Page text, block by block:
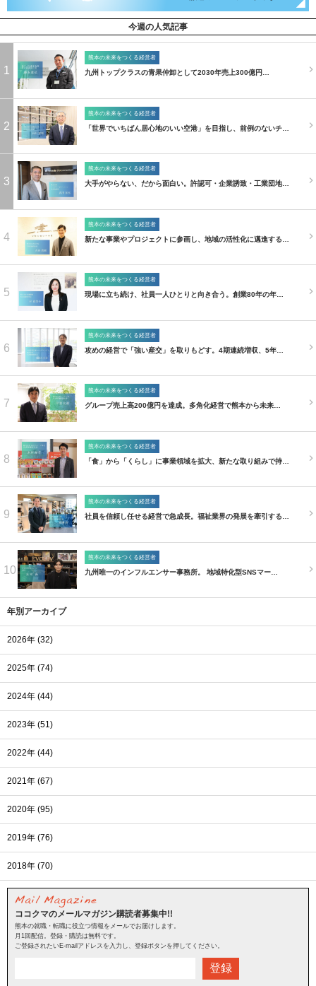
今週の人気記事
1
熊本の未来をつくる経営者
九州トップクラスの青果仲卸として2030年売上300億円…
2
熊本の未来をつくる経営者
「世界でいちばん居心地のいい空港」を目指し、前例のないチ…
3
熊本の未来をつくる経営者
大手がやらない、だから面白い。許認可・企業誘致・工業団地…
4
熊本の未来をつくる経営者
新たな事業やプロジェクトに参画し、地域の活性化に邁進する…
5
熊本の未来をつくる経営者
現場に立ち続け、社員一人ひとりと向き合う。創業80年の年…
6
熊本の未来をつくる経営者
攻めの経営で「強い産交」を取りもどす。4期連続増収、5年…
7
熊本の未来をつくる経営者
グループ売上高200億円を達成。多角化経営で熊本から未来…
8
熊本の未来をつくる経営者
「食」から「くらし」に事業領域を拡大、新たな取り組みで持…
9
熊本の未来をつくる経営者
社員を信頼し任せる経営で急成長。福祉業界の発展を牽引する…
10
熊本の未来をつくる経営者
九州唯一のインフルエンサー事務所。 地域特化型SNSマー…
年別アーカイブ
2026年 (32)
2025年 (74)
2024年 (44)
2023年 (51)
2022年 (44)
2021年 (67)
2020年 (95)
2019年 (76)
2018年 (70)
ココクマのメールマガジン購読者募集中!!
熊本の就職・転職に役立つ情報をメールでお届けします。
月1回配信。登録・購読は無料です。
ご登録されたいE-mailアドレスを入力し、登録ボタンを押してください。
登録